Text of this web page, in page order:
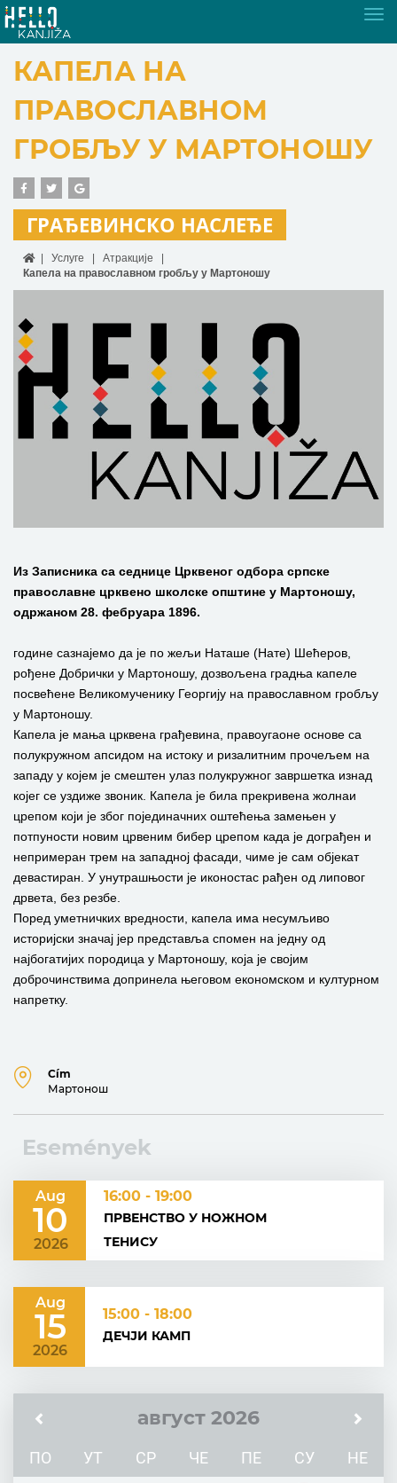
КАПЕЛА НА
ПРАВОСЛАВНОМ
ГРОБЉУ У МАРТОНОШУ
ГРАЂЕВИНСКО НАСЛЕЂЕ
Услуге
Атракције
Капела на православном гробљу у Мартоношу
Из Записника са седнице Црквеног одбора српске
православне црквено школске општине у Мартоношу,
одржаном 28. фебруара 1896.
године сазнајемо да је по жељи Наташе (Нате) Шећеров,
рођене Добрички у Мартоношу, дозвољена градња капеле
посвећене Великомученику Георгију на православном гробљу
у Мартоношу.
Капела је мања црквена грађевина, правоугаоне основе са
полукружном апсидом на истоку и ризалитним прочељем на
западу у којем је смештен улаз полукружног завршетка изнад
којег се уздиже звоник. Капела је била прекривена жолнаи
црепом који је због појединачних оштећења замењен у
потпуности новим црвеним бибер црепом када је дограђен и
непримеран трем на западној фасади, чиме је сам објекат
девастиран. У унутрашњости је иконостас рађен од липовог
дрвета, без резбе.
Поред уметничких вредности, капела има несумљиво
историјски значај јер представља спомен на једну од
најбогатијих породица у Мартоношу, која је својим
доброчинствима допринела његовом економском и културном
напретку.
Cím
Мартонош
Események
Aug
10
2026
16:00 - 19:00
ПРВЕНСТВО У НОЖНОМ
ТЕНИСУ
Aug
15
2026
15:00 - 18:00
ДЕЧЈИ КАМП
август 2026
ПО УТ СР ЧЕ ПЕ СУ НЕ